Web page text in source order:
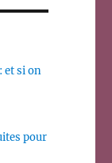
et si on
pour